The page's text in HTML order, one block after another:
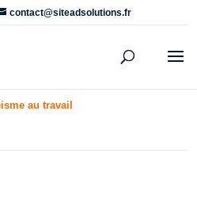
contact@siteadsolutions.fr
au travail